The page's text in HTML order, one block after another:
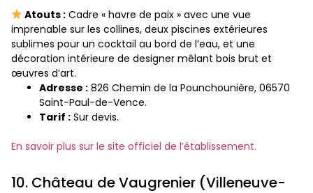
Atouts :Cadre « havre de paix » avec une vue
imprenable sur les collines, deux piscines extérieures
sublimes pour un cocktail au bord de l’eau, et une
décoration intérieure de designer mêlant bois brut et
œuvres d’art.
Adresse : 826 Chemin de la Pounchounière, 06570
Saint-Paul-de-Vence.
Tarif : Sur devis.
En savoir plus sur le site officiel de l’établissement.
10. Château de Vaugrenier (Villeneuve-